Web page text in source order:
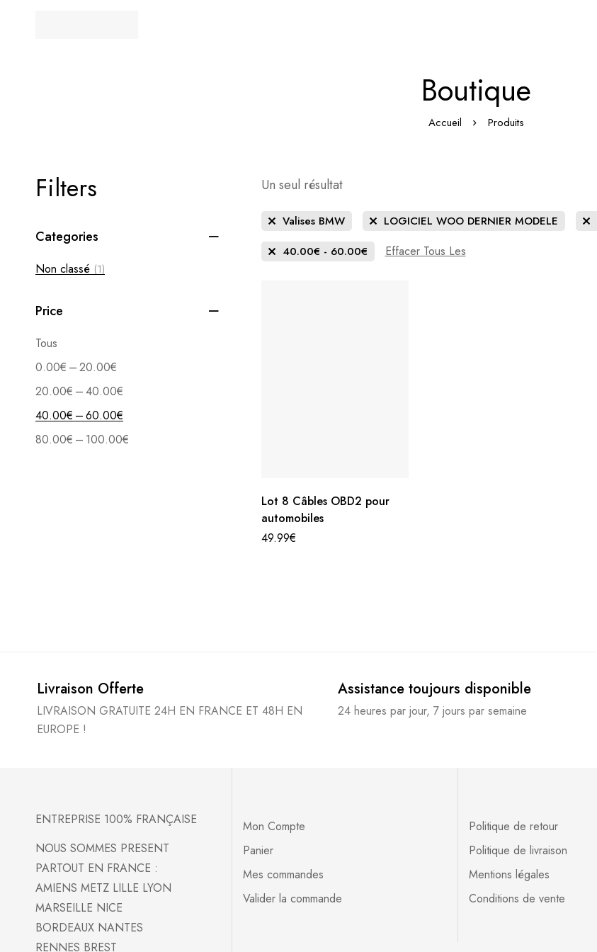
Boutique
Accueil Produits
Filters
Categories
Non classé (1)
Price
Tous
0.00€ –20.00€
20.00€ –40.00€
40.00€ –60.00€
80.00€ – 100.00€
Un seul résultat
Valises BMW LOGICIEL WOO DERNIER MODELE
40.00€ - 60.00€ Effacer Tous Les
Lot 8 Câbles OBD2 pour
automobiles
49.99€
Livraison Offerte
LIVRAISON GRATUITE 24H EN FRANCE ET 48H EN
EUROPE !
Assistance toujours disponible
24 heures par jour, 7 jours par semaine
ENTREPRISE 100% FRANÇAISE
NOUS SOMMES PRESENT
PARTOUT EN FRANCE :
AMIENS METZ LILLE LYON
MARSEILLE NICE
BORDEAUX NANTES
RENNES BREST
Mon Compte
Panier
Mes commandes
Valider la commande
Politique de retour
Politique de livraison
Mentions légales
Conditions de vente